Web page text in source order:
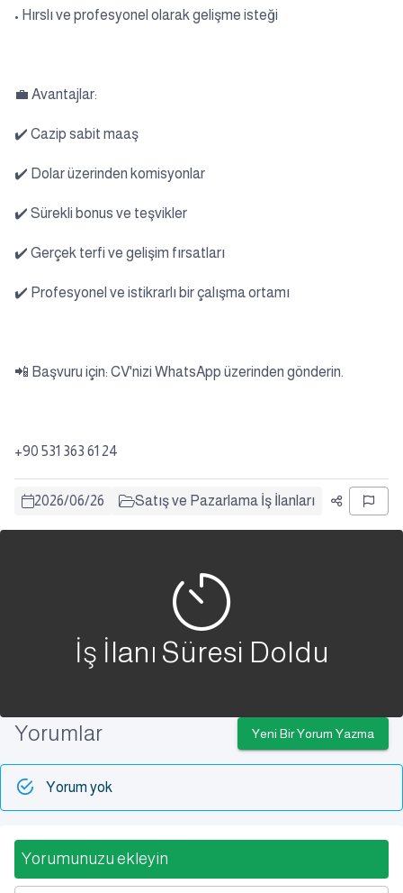
• Hırslı ve profesyonel olarak gelişme isteği
💼 Avantajlar:
✔️ Cazip sabit maaş
✔️ Dolar üzerinden komisyonlar
✔️ Sürekli bonus ve teşvikler
✔️ Gerçek terfi ve gelişim fırsatları
✔️ Profesyonel ve istikrarlı bir çalışma ortamı
📲 Başvuru için: CV'nizi WhatsApp üzerinden gönderin.
+90 531 363 61 24
2026/06/26 Satış ve Pazarlama İş İlanları
İş İlanı Süresi Doldu
Yorumlar Yeni Bir Yorum Yazma
Yorum yok
Yorumunuzu ekleyin